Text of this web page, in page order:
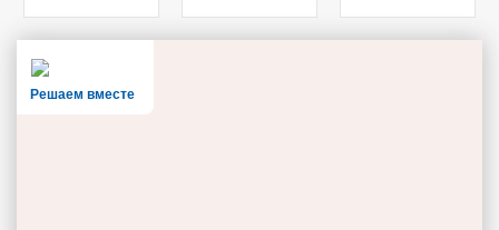
Решаем вместе